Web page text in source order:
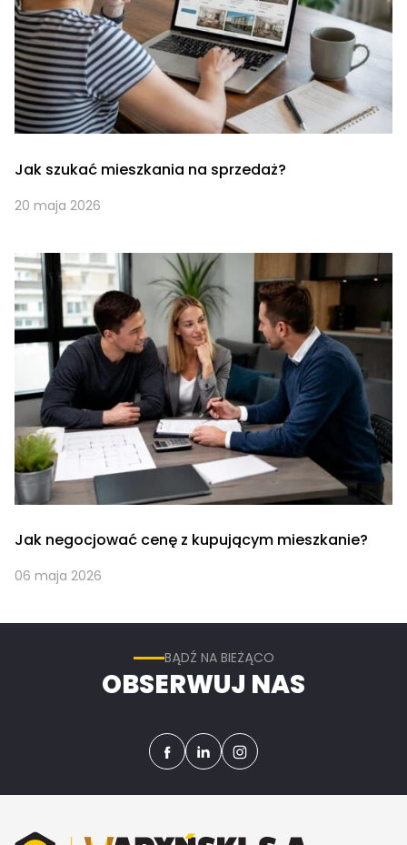
Jak szukać mieszkania na sprzedaż?
20 maja 2026
Jak negocjować cenę z kupującym mieszkanie?
06 maja 2026
BĄDŹ NA BIEŻĄCO
OBSERWUJ NAS